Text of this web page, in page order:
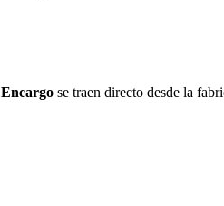
Encargo se traen directo desde la